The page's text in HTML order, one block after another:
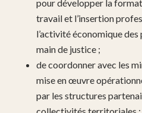
pour développer la
travail et l’insertion
l’activité économique des
main de justice ;
de coordonner avec les
mise en œuvre
par les structures